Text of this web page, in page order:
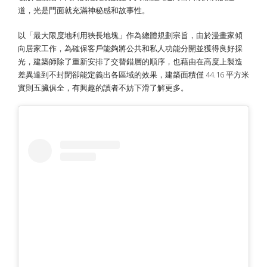
道，光是門面就充滿神秘感和故事性。
以「最大限度地利用狹長地塊」作為總體規劃宗旨，由於漫畫家傾
向居家工作，為確保客戶能夠將公共和私人功能分開並獲得良好採
光，建築師除了重新安排了交替錯層的順序，也藉由在高度上製造
差異達到不封閉卻能定義出各區域的效果，建築面積僅 44.16 平方米
實則五臟俱全，有興趣的讀者不妨下滑了解更多。